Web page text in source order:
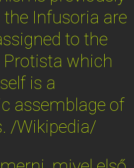
Infusoria are
to the
which
is a
assemblage of
/Wikipedia/